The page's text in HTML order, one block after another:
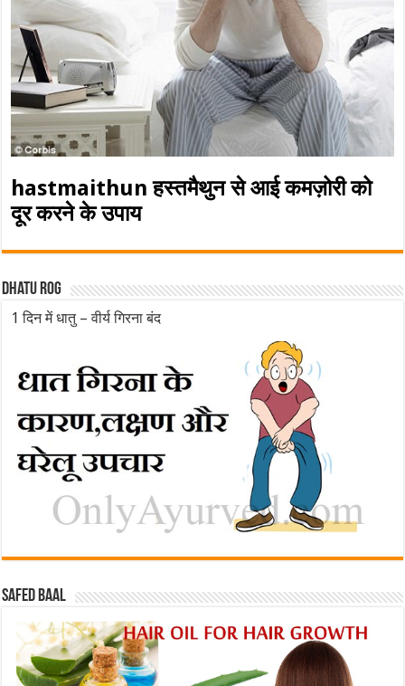
hastmaithun हस्तमैथुन से आई कमज़ोरी को
दूर करने के उपाय
Dhatu rog
1 दिन में धातु – वीर्य गिरना बंद
Safed baal